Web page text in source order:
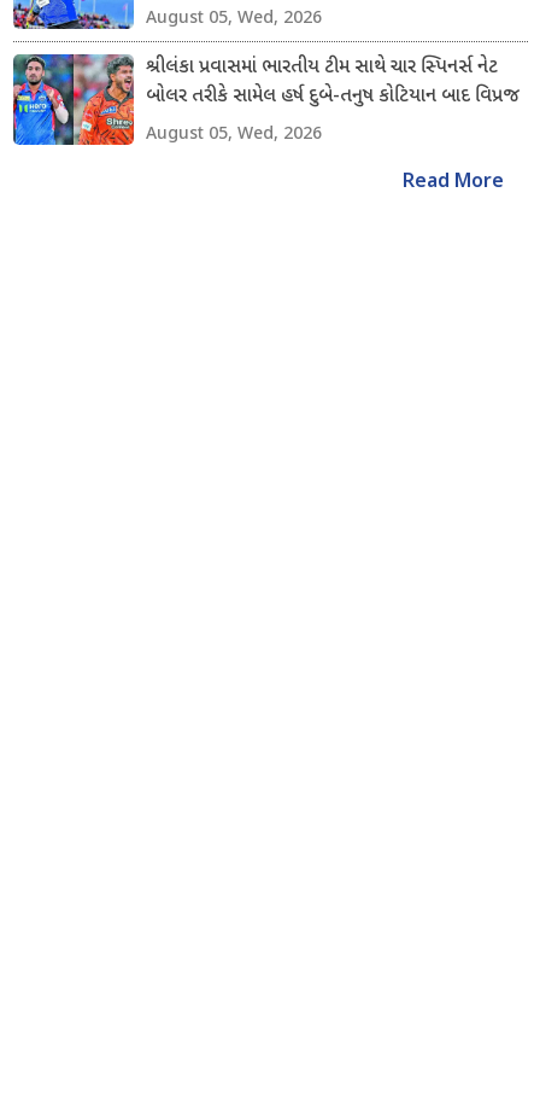
August 05, Wed, 2026
શ્રીલંકા પ્રવાસમાં ભારતીય ટીમ સાથે ચાર સ્પિનર્સ નેટ
બોલર તરીકે સામેલ હર્ષ દુબે-તનુષ કોટિયાન બાદ વિપ્રજ
નિગમ અને શિવાંગ કુમારનો સમાવેશ કરાયો
August 05, Wed, 2026
Read More